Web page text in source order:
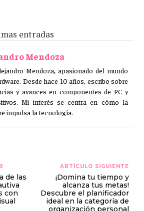
entradas
Mendoza
Mendoza, apasionado del mundo
Desde hace 10 años, escribo sobre
y avances en componentes de PC y
Mi interés se centra en cómo la
impulsa la tecnología.
de las
con
ARTÍCULO SIGUIENTE
¡Domina tu tiempo y
alcanza tus metas!
Descubre el planificador
ideal en la categoría de
organización personal